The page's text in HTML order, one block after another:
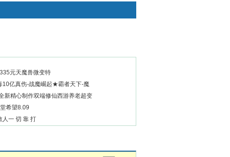
元天魔兽微变特
10亿真伤-战魔崛起★霸者天下-魔
新精心制作双端修仙西游养老超变
希望8.09
人一 切 靠 打